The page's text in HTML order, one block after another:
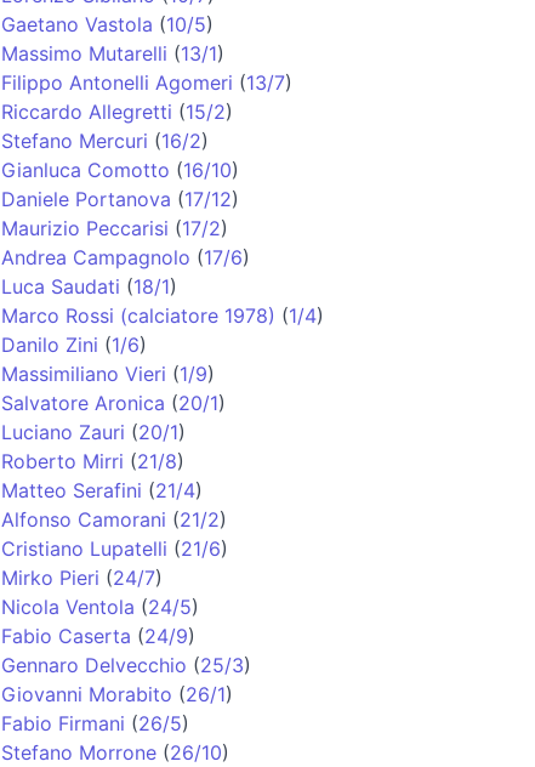
Gaetano Vastola (10/5)
Massimo Mutarelli (13/1)
Filippo Antonelli Agomeri (13/7)
Riccardo Allegretti (15/2)
Stefano Mercuri (16/2)
Gianluca Comotto (16/10)
Daniele Portanova (17/12)
Maurizio Peccarisi (17/2)
Andrea Campagnolo (17/6)
Luca Saudati (18/1)
Marco Rossi (calciatore 1978) (1/4)
Danilo Zini (1/6)
Massimiliano Vieri (1/9)
Salvatore Aronica (20/1)
Luciano Zauri (20/1)
Roberto Mirri (21/8)
Matteo Serafini (21/4)
Alfonso Camorani (21/2)
Cristiano Lupatelli (21/6)
Mirko Pieri (24/7)
Nicola Ventola (24/5)
Fabio Caserta (24/9)
Gennaro Delvecchio (25/3)
Giovanni Morabito (26/1)
Fabio Firmani (26/5)
Stefano Morrone(26/10)